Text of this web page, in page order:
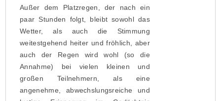
Außer dem Platzregen, der nach ein
paar Stunden folgt, bleibt sowohl das
Wetter, als auch die Stimmung
weitestgehend heiter und fröhlich, aber
auch der Regen wird wohl (so die
Annahme) bei vielen kleinen und
großen Teilnehmern, als eine
angenehme, abwechslungsreiche und